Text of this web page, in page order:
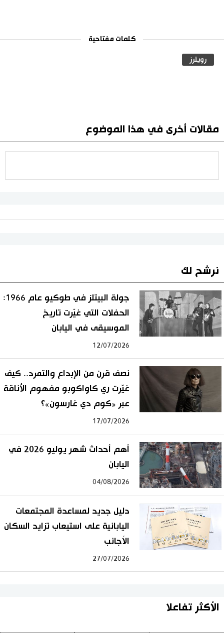
كلمات مفتاحية
رويترز
مقالات أخرى في هذا الموضوع
نرشح لك
جولة البيتلز في طوكيو عام 1966:
الحفلات التي غيّرت تاريخ
الموسيقى في اليابان
12/07/2026
نصف قرن من الإبداع والتمرد.. كيف
غيّرت ري كاواكوبو مفهوم الأناقة
عبر «كوم دي غارسون»؟
17/07/2026
أهم أحداث شهر يوليو 2026 في
اليابان
04/08/2026
دليل جديد لمساعدة المجتمعات
اليابانية على استيعاب تزايد السكان
الأجانب
27/07/2026
الأكثر تفاعلا